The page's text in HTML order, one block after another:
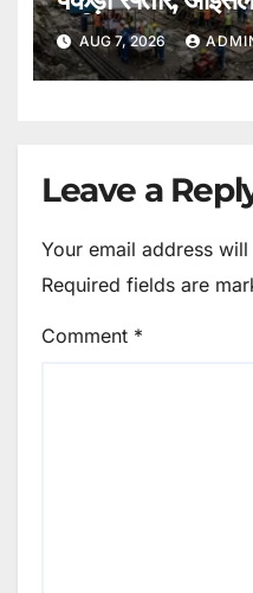
ब्लूप्रिंट।
AUG 7, 2026
Leave a
Your email address
Required fields are
Comment *